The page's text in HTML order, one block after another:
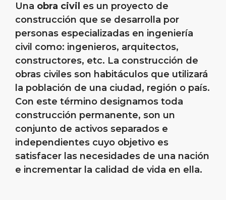
Una obra civil es un proyecto de
construcción que se desarrolla por
personas especializadas en ingeniería
civil como: ingenieros, arquitectos,
constructores, etc. La construcción de
obras civiles son habitáculos que utilizará
la población de una ciudad, región o país.
Con este término designamos toda
construcción permanente, son un
conjunto de activos separados e
independientes cuyo objetivo es
satisfacer las necesidades de una nación
e incrementar la calidad de vida en ella.